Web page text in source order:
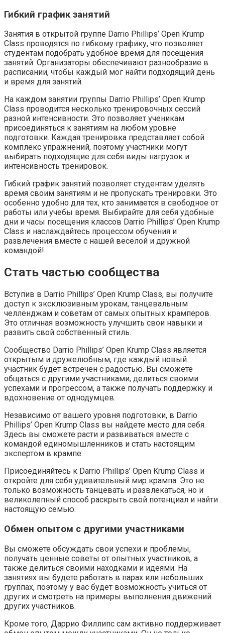
Гибкий график занятий
Занятия в открытой группе Darrio Phillips’ Open Krump
Class проводятся по гибкому графику, что позволяет
студентам подобрать удобное время для посещения
занятий. Организаторы обеспечивают разнообразие в
расписании, чтобы каждый мог найти подходящий день
и время для занятий.
На каждом занятии группы Darrio Phillips’ Open Krump
Class проводится несколько тренировочных сессий
разной интенсивности. Это позволяет ученикам
присоединяться к занятиям на любом уровне
подготовки. Каждая тренировка представляет собой
комплекс упражнений, поэтому участники могут
выбирать подходящие для себя виды нагрузок и
интенсивность тренировок.
Гибкий график занятий позволяет студентам уделять
время своим занятиям и не пропускать тренировки. Это
особенно удобно для тех, кто занимается в свободное от
работы или учебы время. Выбирайте для себя удобные
дни и часы посещения классов Darrio Phillips’ Open Krump
Class и наслаждайтесь процессом обучения и
развлечения вместе с нашей веселой и дружной
командой!
Стать частью сообщества
Вступив в Darrio Phillips’ Open Krump Class, вы получите
доступ к эксклюзивным урокам, танцевальным
челленджам и советам от самых опытных крамперов.
Это отличная возможность улучшить свои навыки и
развить свой собственный стиль.
Сообщество Darrio Phillips’ Open Krump Class является
открытым и дружелюбным, где каждый новый
участник будет встречен с радостью. Вы сможете
общаться с другими участниками, делиться своими
успехами и прогрессом, а также получать поддержку и
вдохновение от однодумцев.
Независимо от вашего уровня подготовки, в Darrio
Phillips’ Open Krump Class вы найдете место для себя.
Здесь вы сможете расти и развиваться вместе с
командой единомышленников и стать настоящим
экспертом в крампе.
Присоединяйтесь к Darrio Phillips’ Open Krump Class и
откройте для себя удивительный мир крампа. Это не
только возможность танцевать и развлекаться, но и
великолепный способ раскрыть свой потенциал и найти
настоящую семью.
Обмен опытом с другими участниками
Вы сможете обсуждать свои успехи и проблемы,
получать ценные советы от опытных участников, а
также делиться своими находками и идеями. На
занятиях вы будете работать в парах или небольших
группах, поэтому у вас будет возможность учиться от
других и смотреть на примеры выполнения движений
других участников.
Кроме того, Даррио Филлипс сам активно поддерживает